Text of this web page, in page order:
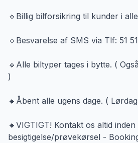
🔹Billig bilforsikring til kunder i
🔹Besvarelse af SMS via Tlf: 51
🔹Alle biltyper tages i bytte. (
)
🔹Åbent alle ugens dage. (
🔸VIGTIGT! Kontakt os altid inden
besigtigelse/prøvekørsel -